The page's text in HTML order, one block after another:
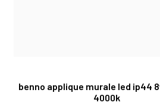
benno applique murale led ip44
4000k